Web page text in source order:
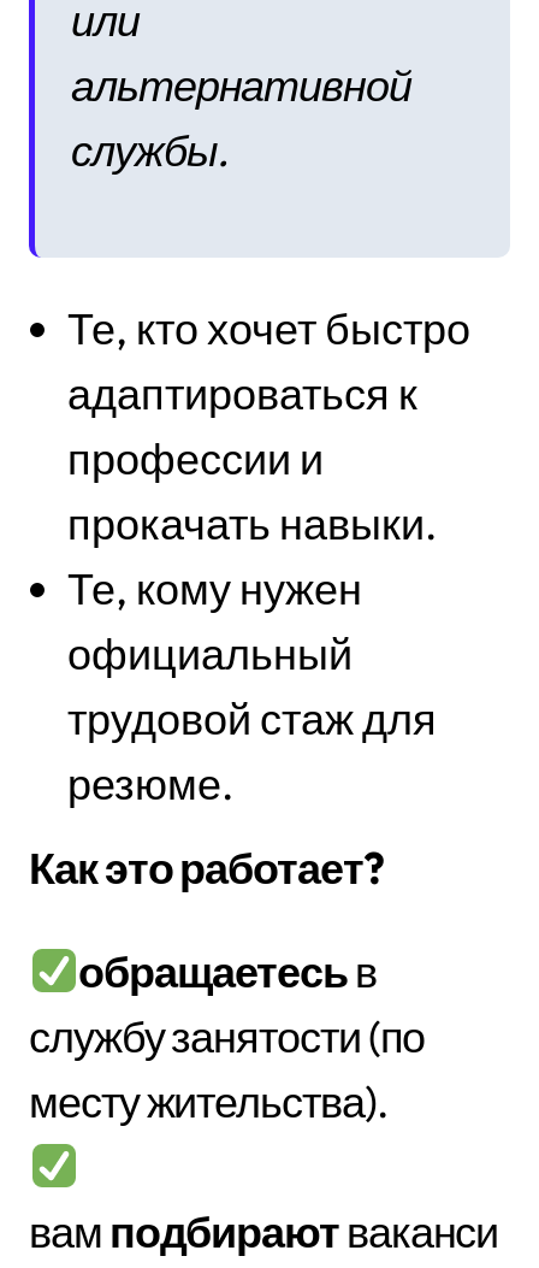
или
альтернативной
службы.
Те, кто хочет быстро
адаптироваться к
профессии и
прокачать навыки.
Те, кому нужен
официальный
трудовой стаж для
резюме.
Как это работает?
обращаетесьв
службу занятости (по
месту жительства).
вам подбираютваканси